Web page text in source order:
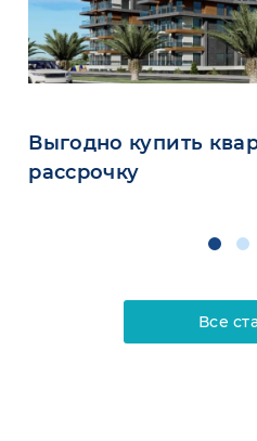
Выгодно купить
рассрочку
Все